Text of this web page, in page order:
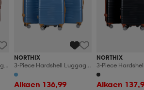
NORTHIX
3-Piece Hardshell Luggage
Set With Tsa Lock, Blue
Alkaen 136,99
NORTHIX
3-Piece
Set With Tsa
Alkaen